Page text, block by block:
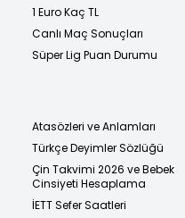
1 Euro Kaç TL
Canlı Maç Sonuçları
Süper Lig Puan Durumu
Atasözleri ve Anlamları
Türkçe Deyimler Sözlüğü
Çin Takvimi 2026 ve Bebek
Cinsiyeti Hesaplama
İETT Sefer Saatleri